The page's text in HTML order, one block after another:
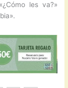
les va?»